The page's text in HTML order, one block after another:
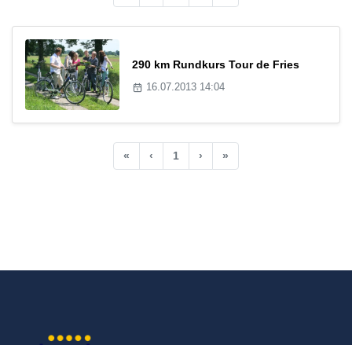
290 km Rundkurs Tour de Fries
16.07.2013 14:04
« ‹ 1 › »